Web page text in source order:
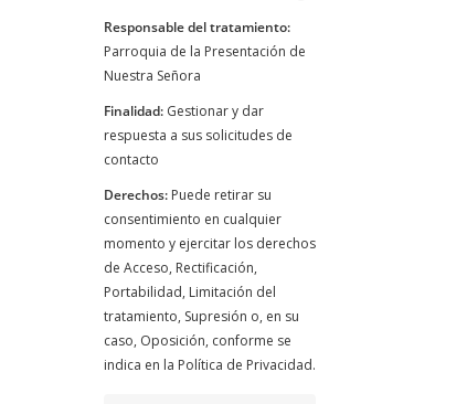
Responsable del tratamiento:
Parroquia de la Presentación de
Nuestra Señora
Finalidad:Gestionar y dar
respuesta a sus solicitudes de
contacto
Derechos:Puede retirar su
consentimiento en cualquier
momento y ejercitar los derechos
de Acceso, Rectificación,
Portabilidad, Limitación del
tratamiento, Supresión o, en su
caso, Oposición, conforme se
indica en la Política de Privacidad.